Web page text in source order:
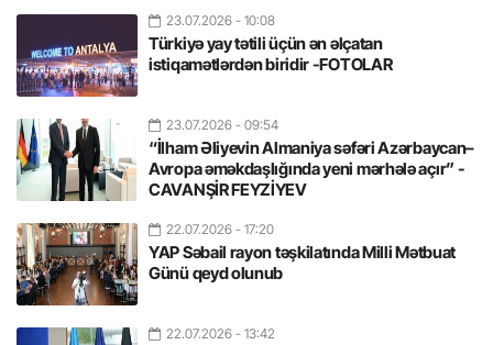
23.07.2026 - 10:08
Türkiyə yay tətili üçün ən əlçatan
istiqamətlərdən biridir -FOTOLAR
23.07.2026 - 09:54
“İlham Əliyevin Almaniya səfəri Azərbaycan–
Avropa əməkdaşlığında yeni mərhələ açır” -
CAVANŞİR FEYZİYEV
22.07.2026 - 17:20
YAP Səbail rayon təşkilatında Milli Mətbuat
Günü qeyd olunub
22.07.2026 - 13:42